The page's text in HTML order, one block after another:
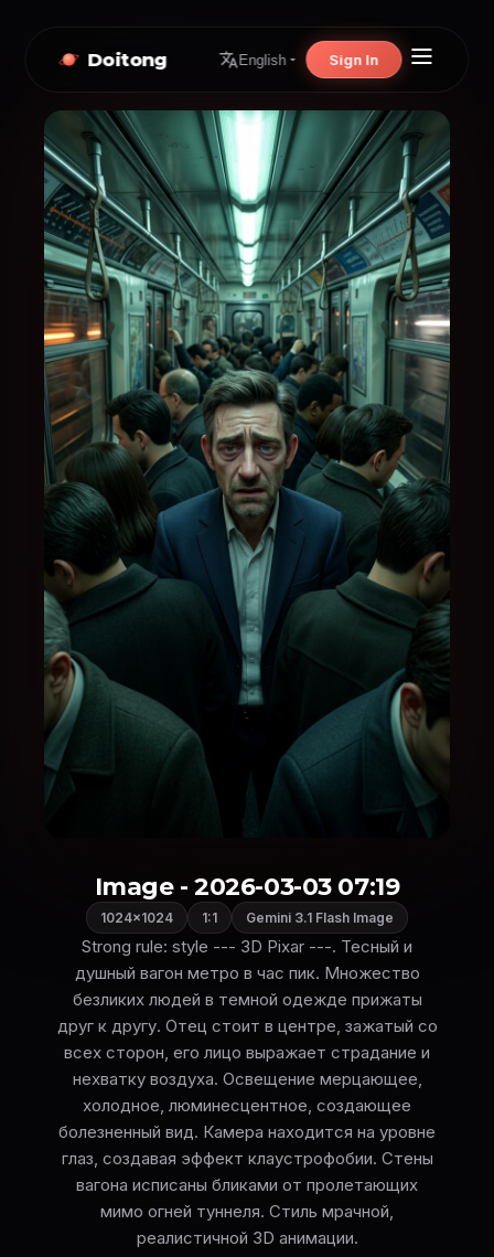
Doitong English Sign In
Image - 2026-03-03 07:19
1024×1024 1:1 Gemini 3.1 Flash Image
Strong rule: style --- 3D Pixar ---. Тесный и
душный вагон метро в час пик. Множество
безликих людей в темной одежде прижаты
друг к другу. Отец стоит в центре, зажатый со
всех сторон, его лицо выражает страдание и
нехватку воздуха. Освещение мерцающее,
холодное, люминесцентное, создающее
болезненный вид. Камера находится на уровне
глаз, создавая эффект клаустрофобии. Стены
вагона исписаны бликами от пролетающих
мимо огней туннеля. Стиль мрачной,
реалистичной 3D анимации.